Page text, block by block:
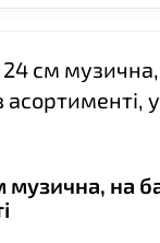
24 см
асортименті,
музична, на